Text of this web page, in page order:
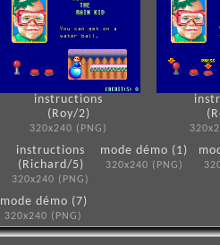
instructions
(Roy/2)
320x240 (PNG)
instructions
(Richard/5)
320x240 (PNG)
mode démo (1)
320x240 (PNG)
mode démo (7)
320x240 (PNG)